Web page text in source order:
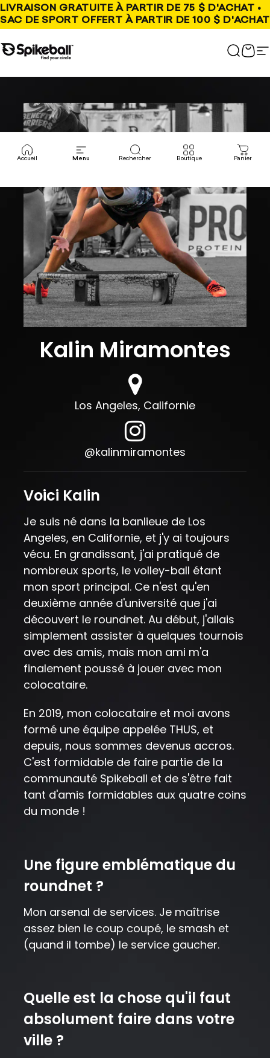
Aller au contenu
LIVRAISON GRATUITE À PARTIR DE 75 $ D'ACHAT •
SAC DE SPORT OFFERT À PARTIR DE 100 $ D'ACHAT
Boutique Spikeball
Accueil Menu Rechercher Boutique Panier
Kalin Miramontes
Los Angeles, Californie
@kalinmiramontes
Voici Kalin
Je suis né dans la banlieue de Los
Angeles, en Californie, et j'y ai toujours
vécu. En grandissant, j'ai pratiqué de
nombreux sports, le volley-ball étant
mon sport principal. Ce n'est qu'en
deuxième année d'université que j'ai
découvert le roundnet. Au début, j'allais
simplement assister à quelques tournois
avec des amis, mais mon ami m'a
finalement poussé à jouer avec mon
colocataire.
En 2019, mon colocataire et moi avons
formé une équipe appelée THUS, et
depuis, nous sommes devenus accros.
C'est formidable de faire partie de la
communauté Spikeball et de s'être fait
tant d'amis formidables aux quatre coins
du monde !
Une figure emblématique du
roundnet ?
Mon arsenal de services. Je maîtrise
assez bien le coup coupé, le smash et
(quand il tombe) le service gaucher.
Quelle est la chose qu'il faut
absolument faire dans votre
ville ?